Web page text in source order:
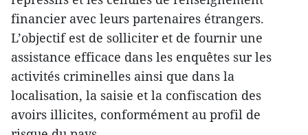
financier avec leurs partenaires étrangers.
L’objectif est de solliciter et de fournir une
assistance efficace dans les enquêtes sur les
activités criminelles ainsi que dans la
localisation, la saisie et la confiscation des
avoirs illicites, conformément au profil de